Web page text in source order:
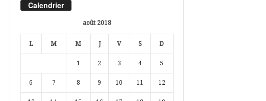
Calendrier
août 2018
L M M J V S D
1 2 3 4 5
6 7 8 9 10 11 12